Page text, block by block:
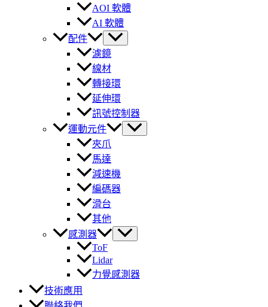
AOI 軟體
AI 軟體
配件
濾鏡
線材
轉接環
延伸環
訊號控制器
運動元件
夾爪
馬達
減速機
編碼器
滑台
其他
感測器
ToF
Lidar
力覺感測器
技術應用